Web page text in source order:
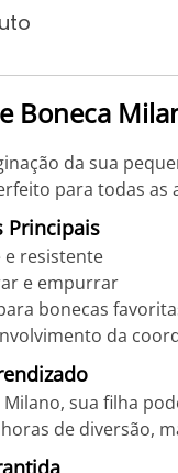
Boneca
da sua
para todas as
Principais
e resistente
e empurrar
bonecas
da
sua filha
de diversão,